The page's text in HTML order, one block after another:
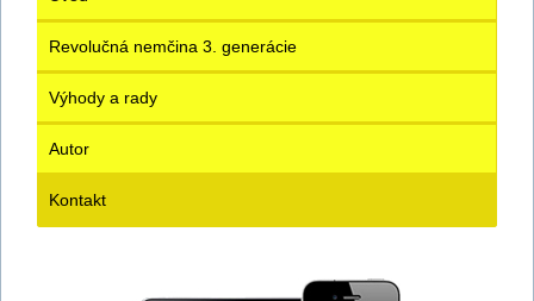
Revolučná nemčina 3. generácie
Výhody a rady
Autor
Kontakt